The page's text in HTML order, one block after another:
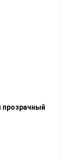
прозрачный